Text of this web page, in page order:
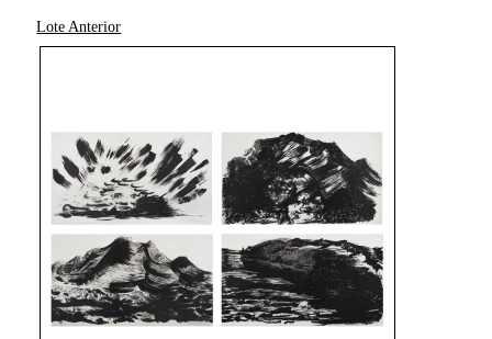
Lote Anterior